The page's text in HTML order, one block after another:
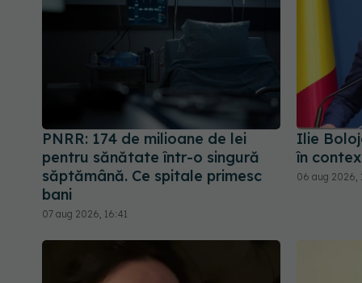
PNRR: 174 de milioane de lei
pentru sănătate într-o singură
săptămână. Ce spitale primesc
bani
07 aug 2026, 16:41
Ilie
în
06 aug 2026,